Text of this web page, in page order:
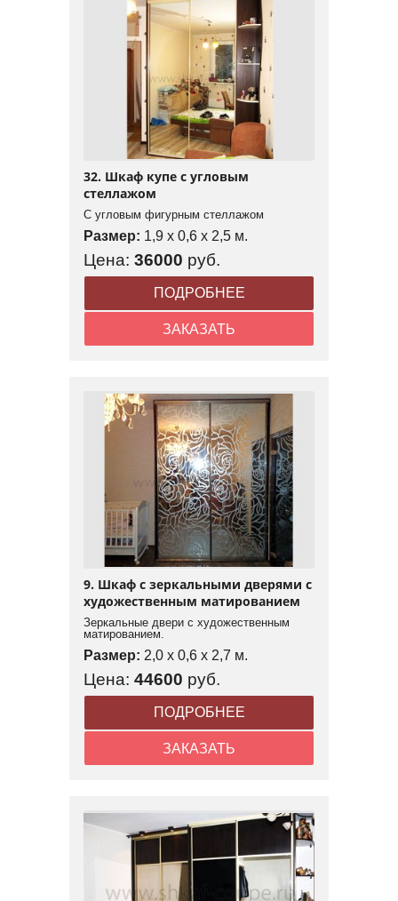
32. Шкаф купе с угловым
стеллажом
С угловым фигурным стеллажом
Размер: 1,9 x 0,6 x 2,5 м.
Цена: 36000 руб.
ПОДРОБНЕЕ
ЗАКАЗАТЬ
9. Шкаф с зеркальными дверями с
художественным матированием
Зеркальные двери с художественным
матированием.
Размер: 2,0 x 0,6 x 2,7 м.
Цена: 44600 руб.
ПОДРОБНЕЕ
ЗАКАЗАТЬ